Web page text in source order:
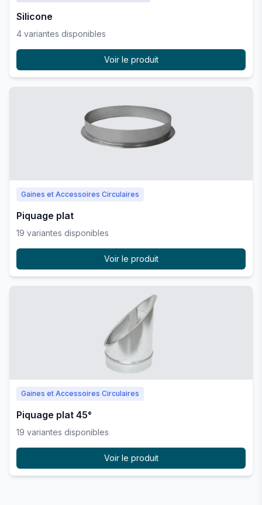
Silicone
4 variantes disponibles
Voir le produit
Gaines et Accessoires Circulaires
Piquage plat
19 variantes disponibles
Voir le produit
Gaines et Accessoires Circulaires
Piquage plat 45°
19 variantes disponibles
Voir le produit